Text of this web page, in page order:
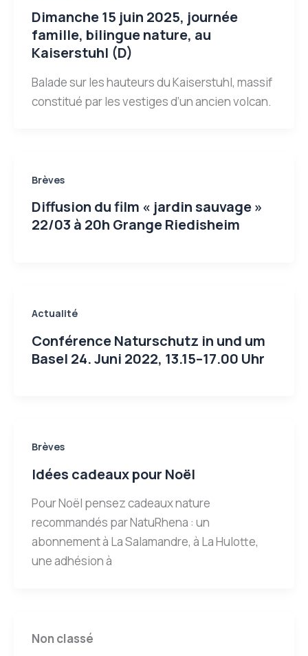
Dimanche 15 juin 2025, journée
famille, bilingue nature, au
Kaiserstuhl (D)
Balade sur les hauteurs du Kaiserstuhl, massif
constitué par les vestiges d’un ancien volcan.
Brèves
Diffusion du film « jardin sauvage »
22/03 à 20h Grange Riedisheim
Actualité
Conférence Naturschutz in und um
Basel 24. Juni 2022, 13.15–17.00 Uhr
Brèves
Idées cadeaux pour Noël
Pour Noël pensez cadeaux nature
recommandés par NatuRhena : un
abonnement à La Salamandre, à La Hulotte,
une adhésion à
Non classé